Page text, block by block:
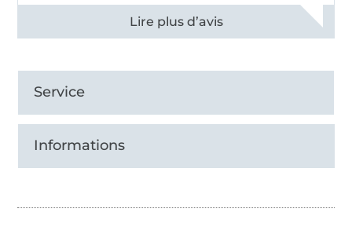
Voir tous les 11497 commentaires
Service
Informations